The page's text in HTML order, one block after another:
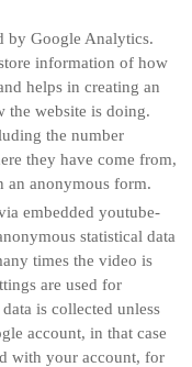
by Google Analytics.
information of how
helps in creating an
the website is doing.
the number
they have come from,
an anonymous form.
embedded youtube-
statistical data
times the video is
are used for
is collected unless
account, in that case
with your account, for